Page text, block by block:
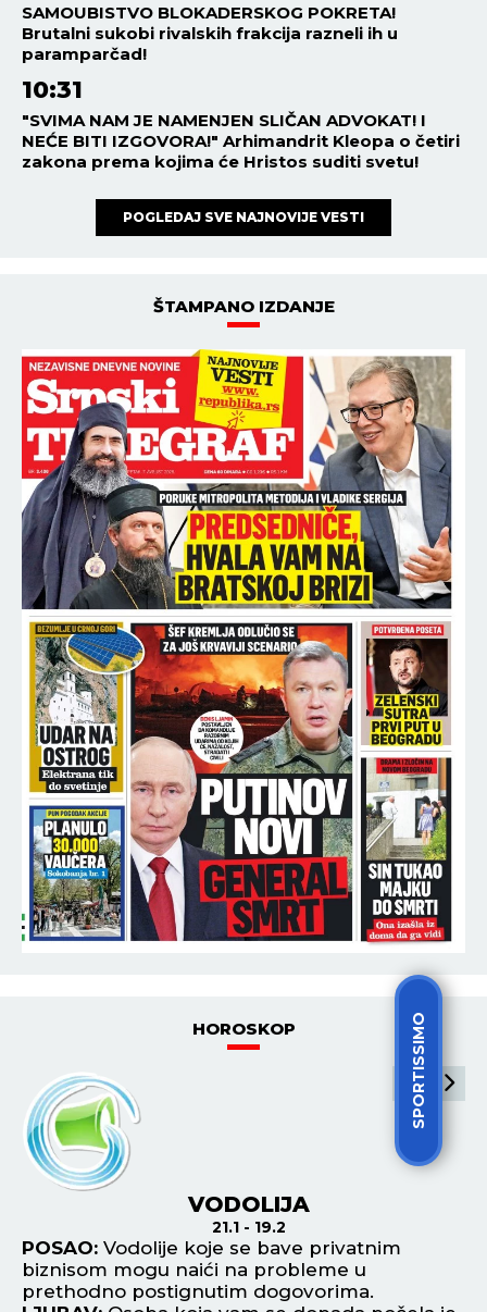
SPORTISSIMO
SAMOUBISTVO BLOKADERSKOG POKRETA!
Brutalni sukobi rivalskih frakcija razneli ih u
paramparčad!
10:31
"SVIMA NAM JE NAMENJEN SLIČAN ADVOKAT! I
NEĆE BITI IZGOVORA!" Arhimandrit Kleopa o četiri
zakona prema kojima će Hristos suditi svetu!
POGLEDAJ SVE NAJNOVIJE VESTI
ŠTAMPANO IZDANJE
HOROSKOP
VODOLIJA
21.1 - 19.2
POSAO: Vodolije koje se bave privatnim
biznisom mogu naići na probleme u
prethodno postignutim dogovorima.